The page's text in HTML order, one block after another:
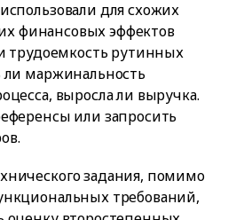
для схожих
финансовых эффектов
трудоемкость рутинных
маржинальность
выросла ли выручка.
или запросить
задания, помимо
требований,